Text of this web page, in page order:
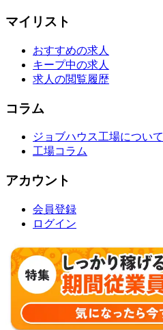
マイリスト
おすすめの求人
キープ中の求人
求人の閲覧履歴
コラム
ジョブハウス工場について
工場コラム
アカウント
会員登録
ログイン